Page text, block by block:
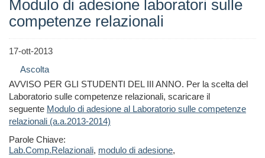
Modulo di adesione laboratori sulle
competenze relazionali
17-ott-2013
Ascolta
AVVISO PER GLI STUDENTI DEL III ANNO. Per la scelta del
Laboratorio sulle competenze relazionali, scaricare il
seguente Modulo di adesione al Laboratorio sulle competenze
relazionali (a.a.2013-2014)
Parole Chiave:
Lab.Comp.Relazionali, modulo di adesione,